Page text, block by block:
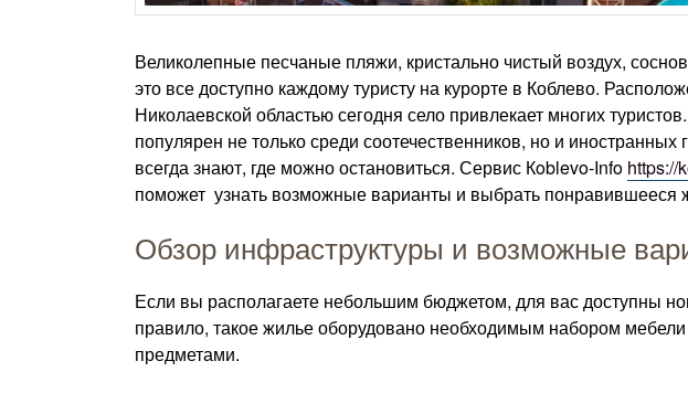
Великолепные песчаные пляжи, кристально чистый воздух,
это все доступно каждому туристу на курорте в Коблево.
Николаевской областью сегодня село привлекает многих
популярен не только среди соотечественников, но и
всегда знают, где можно остановиться. Сервис Кoblevo-Info https://
поможет узнать возможные варианты и выбрать понравившееся
Обзор инфраструктуры и возможные
Если вы располагаете небольшим бюджетом, для вас доступны
правило, такое жилье оборудовано необходимым набором
предметами.